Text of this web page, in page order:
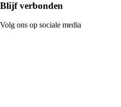
Blijf verbonden
Volg ons op sociale media